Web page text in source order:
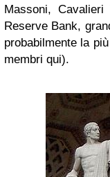
Massoni,
Reserve Bank,
probabilmente la
membri qui).